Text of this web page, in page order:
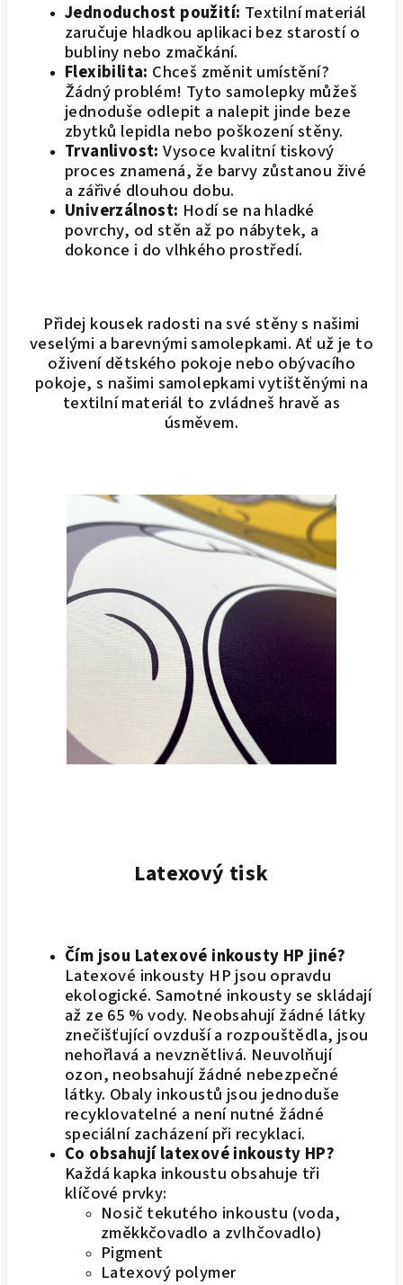
Jednoduchost použití: Textilní materiál
zaručuje hladkou aplikaci bez starostí o
bubliny nebo zmačkání.
Flexibilita: Chceš změnit umístění?
Žádný problém! Tyto samolepky můžeš
jednoduše odlepit a nalepit jinde beze
zbytků lepidla nebo poškození stěny.
Trvanlivost: Vysoce kvalitní tiskový
proces znamená, že barvy zůstanou živé
a zářivé dlouhou dobu.
Univerzálnost: Hodí se na hladké
povrchy, od stěn až po nábytek, a
dokonce i do vlhkého prostředí.
Přidej kousek radosti na své stěny s našimi
veselými a barevnými samolepkami. Ať už je to
oživení dětského pokoje nebo obývacího
pokoje, s našimi samolepkami vytištěnými na
textilní materiál to zvládneš hravě as
úsměvem.
Latexový tisk
Čím jsou Latexové inkousty HP jiné?
Latexové inkousty HP jsou opravdu
ekologické. Samotné inkousty se skládají
až ze 65 % vody. Neobsahují žádné látky
znečišťující ovzduší a rozpouštědla, jsou
nehořlavá a nevznětlivá. Neuvolňují
ozon, neobsahují žádné nebezpečné
látky. Obaly inkoustů jsou jednoduše
recyklovatelné a není nutné žádné
speciální zacházení při recyklaci.
Co obsahují latexové inkousty HP?
Každá kapka inkoustu obsahuje tři
klíčové prvky:
Nosič tekutého inkoustu (voda,
změkkčovadlo a zvlhčovadlo)
Pigment
Latexový polymer